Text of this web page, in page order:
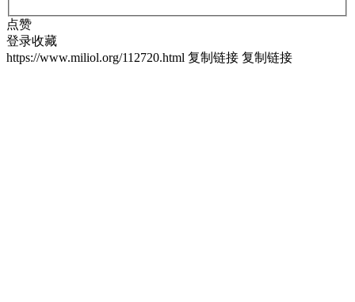
点赞
登录收藏
https://www.miliol.org/112720.html 复制链接 复制链接